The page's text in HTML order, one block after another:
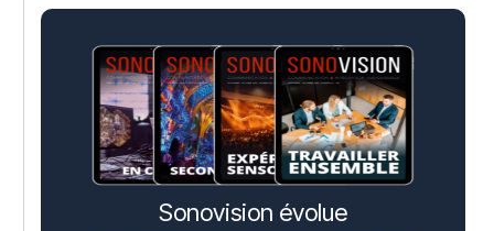
Sonovision évolue